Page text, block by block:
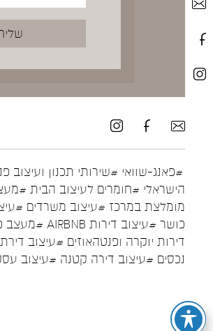
#פאנג-שוואי #שירותי תכנון ועיצוב
הישראלי #חומרים לעיצוב הבית
מומלצת במרכז #עיצוב משרדים
כושר #עיצוב דירות AIRBNB #מעצב
דירות יוקרה ופנטהאוזים #עיצוב דירת
נכסים #עיצוב דירה קטנה #עיצוב